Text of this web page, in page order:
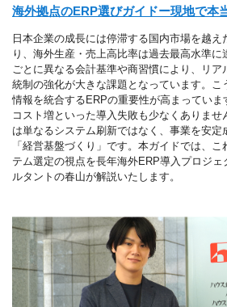
海外拠点のERP選びガイドー現地で本
日本企業の成長には停滞する国内市場を越え
り、海外生産・売上高比率は過去最高水準に
ごとに異なる会計基準や商習慣により、リ
統制の強化が大きな課題となっています。こ
情報を統合するERPの重要性が高まってい
コスト増といった導入失敗も少なくありま
は単なるシステム刷新ではなく、事業を安定
「経営基盤づくり」です。本ガイドでは、
テム選定の視点を長年海外ERP導入プロジ
ルタントの春山が解説いたします。